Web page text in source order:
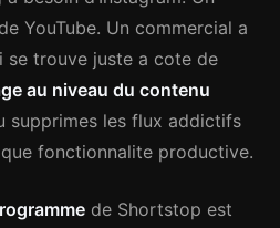
YouTube. Un commercial a
se trouve juste a cote de
au niveau du contenu
supprimes les flux addictifs
fonctionnalite productive.
de Shortstop est